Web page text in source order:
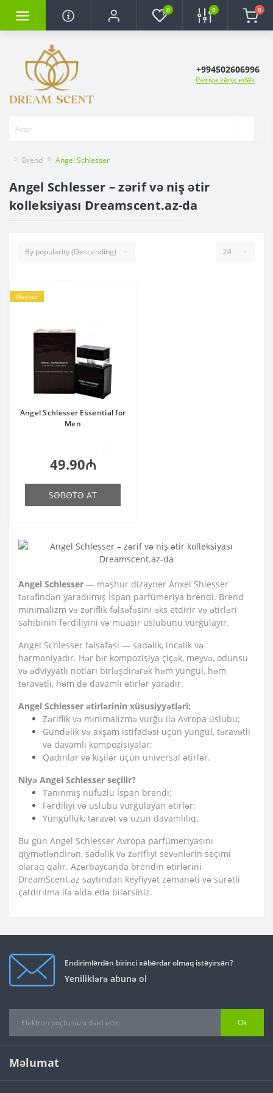
0 0 0
+994502606996
Geriya zəng edək
Brend Angel Schlesser
Angel Schlesser – zərif və niş ətir
kolleksiyası Dreamscent.az-da
Məşhur
Angel Schlesser Essential for
Men
49.90₼
SƏBƏTƏ AT
Angel Schlesser — məşhur dizayner Anxel Shlesser
tərəfindən yaradılmış İspan parfümeriya brendi. Brend
minimalizm və zəriflik fəlsəfəsini əks etdirir və ətirləri
sahibinin fərdiliyini və müasir üslubunu vurğulayır.
Angel Schlesser fəlsəfəsi — sadəlik, incəlik və
harmoniyadır. Hər bir kompozisiya çiçək, meyvə, odunsu
və ədviyyatlı notları birləşdirərək həm yüngül, həm
təravətli, həm də davamlı ətirlər yaradır.
Angel Schlesser ətirlərinin xüsusiyyətləri:
Zəriflik və minimalizmə vurğu ilə Avropa üslubu;
Gündəlik və axşam istifadəsi üçün yüngül, təravətli
və davamlı kompozisiyalar;
Qadınlar və kişilər üçün universal ətirlər.
Niyə Angel Schlesser seçilir?
Tanınmış nüfuzlu İspan brendi;
Fərdiliyi və üslubu vurğulayan ətirlər;
Yüngüllük, təravət və uzun davamlılıq.
Bu gün Angel Schlesser Avropa parfümeriyasını
qiymətləndirən, sadəlik və zərifliyi sevənlərin seçimi
olaraq qalır. Azərbaycanda brendin ətirlərini
DreamScent.az saytından keyfiyyət zəmanəti və sürətli
çatdırılma ilə əldə edə bilərsiniz.
Endirimlərdən birinci xəbərdar olmaq istəyirsən?
Yeniliklərə abunə ol
Ok
Məlumat